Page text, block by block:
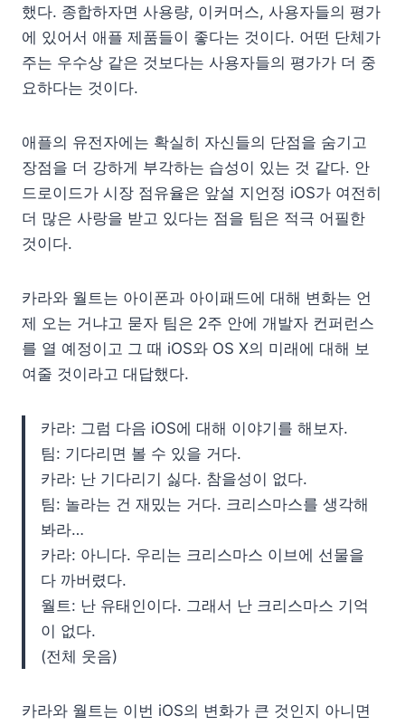
했다. 종합하자면 사용량, 이커머스, 사용자들의 평가
에 있어서 애플 제품들이 좋다는 것이다. 어떤 단체가
주는 우수상 같은 것보다는 사용자들의 평가가 더 중
요하다는 것이다.
애플의 유전자에는 확실히 자신들의 단점을 숨기고
장점을 더 강하게 부각하는 습성이 있는 것 같다. 안
드로이드가 시장 점유율은 앞설 지언정 iOS가 여전히
더 많은 사랑을 받고 있다는 점을 팀은 적극 어필한
것이다.
카라와 월트는 아이폰과 아이패드에 대해 변화는 언
제 오는 거냐고 묻자 팀은 2주 안에 개발자 컨퍼런스
를 열 예정이고 그 때 iOS와 OS X의 미래에 대해 보
여줄 것이라고 대답했다.
카라: 그럼 다음 iOS에 대해 이야기를 해보자.
팀: 기다리면 볼 수 있을 거다.
카라: 난 기다리기 싫다. 참을성이 없다.
팀: 놀라는 건 재밌는 거다. 크리스마스를 생각해
봐라…
카라: 아니다. 우리는 크리스마스 이브에 선물을
다 까버렸다.
월트: 난 유태인이다. 그래서 난 크리스마스 기억
이 없다.
(전체 웃음)
카라와 월트는 이번 iOS의 변화가 큰 것인지 아니면